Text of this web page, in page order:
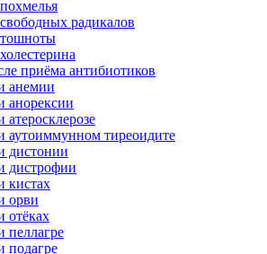
радикалов
приёма антибиотиков
анемии
анорексии
атеросклерозе
аутоиммунном тиреоидите
дистонии
дистрофии
кистах
орви
отёках
пеллагре
подагре